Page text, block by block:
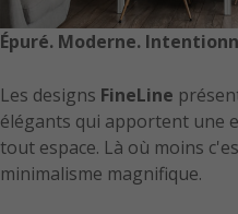
Épuré. Moderne.
Les designs FineLine
élégants qui apportent une
tout espace. Là où moins
minimalisme magnifique.